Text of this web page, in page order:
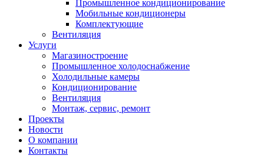
Промышленное кондиционирование
Мобильные кондиционеры
Комплектующие
Вентиляция
Услуги
Магазиностроение
Промышленное холодоснабжение
Холодильные камеры
Кондиционирование
Вентиляция
Монтаж, сервис, ремонт
Проекты
Новости
О компании
Контакты